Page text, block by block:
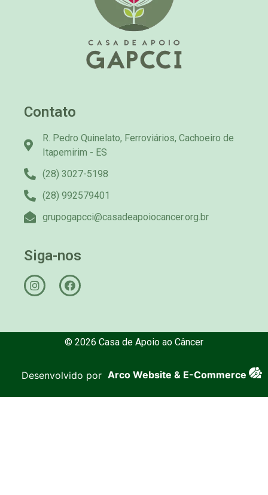
Contato
R. Pedro Quinelato, Ferroviários, Cachoeiro de
Itapemirim - ES
(28) 3027-5198
(28) 992579401
grupogapcci@casadeapoiocancer.org.br
Siga-nos
© 2026 Casa de Apoio ao Câncer
Desenvolvido por Arco Website & E-Commerce